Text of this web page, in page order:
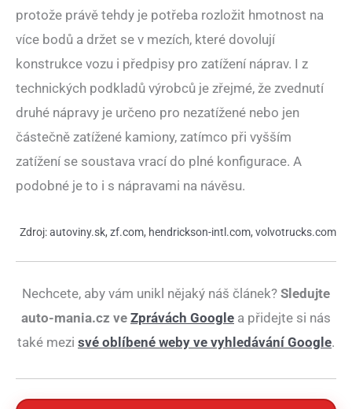
protože právě tehdy je potřeba rozložit hmotnost na
více bodů a držet se v mezích, které dovolují
konstrukce vozu i předpisy pro zatížení náprav. I z
technických podkladů výrobců je zřejmé, že zvednutí
druhé nápravy je určeno pro nezatížené nebo jen
částečně zatížené kamiony, zatímco při vyšším
zatížení se soustava vrací do plné konfigurace. A
podobné je to i s nápravami na návěsu.
Zdroj:autoviny.sk, zf.com, hendrickson-intl.com, volvotrucks.com
Nechcete, aby vám unikl nějaký náš článek? Sledujte
auto-mania.cz ve Zprávách Google a přidejte si nás
také mezi své oblíbené weby ve vyhledávání Google.